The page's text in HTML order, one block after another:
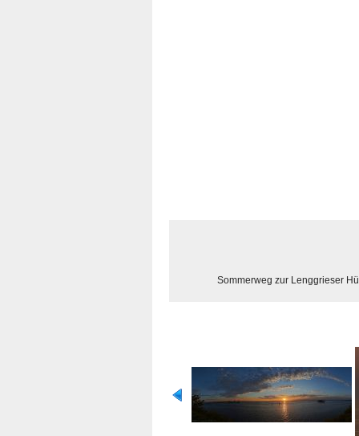
Sommerweg zur Lenggrieser